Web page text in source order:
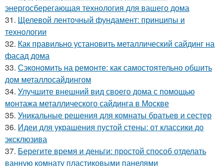
энергосберегающая технология для вашего дома
31. Щелевой ленточный фундамент: принципы и
технологии
32. Как правильно установить металлический сайдинг на
фасад дома
33. Сэкономить на ремонте: как самостоятельно обшить
дом металлосайдингом
34. Улучшите внешний вид своего дома с помощью
монтажа металлического сайдинга в Москве
35. Уникальные решения для комнаты братьев и сестер
36. Идеи для украшения пустой стены: от классики до
эксклюзива
37. Берегите время и деньги: простой способ отделать
ванную комнату пластиковыми панелями